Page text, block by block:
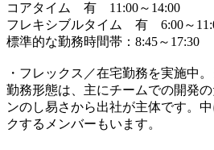
コアタイム 有 11:00～14:00
フレキシブルタイム 有 6:00～
標準的な勤務時間帯：8:45～17:30
・フレックス／在宅勤務を実施中
勤務形態は、主にチームでの開発
ンのし易さから出社が主体です。
クするメンバーもいます。